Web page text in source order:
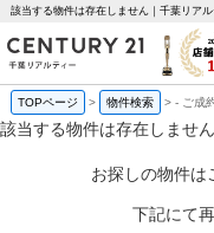
該当する物件は存在しません｜千葉リア
TOPページ > 物件検索 >- ご成
該当する物件は存在しません
お探しの物件は
下記にて